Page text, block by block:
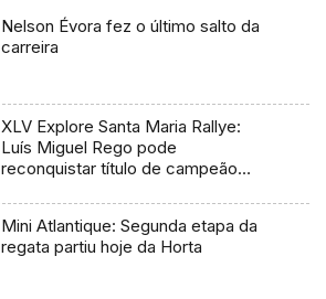
Nelson Évora fez o último salto da
carreira
XLV Explore Santa Maria Rallye:
Luís Miguel Rego pode
reconquistar título de campeão
Mini Atlantique: Segunda etapa da
regata partiu hoje da Horta